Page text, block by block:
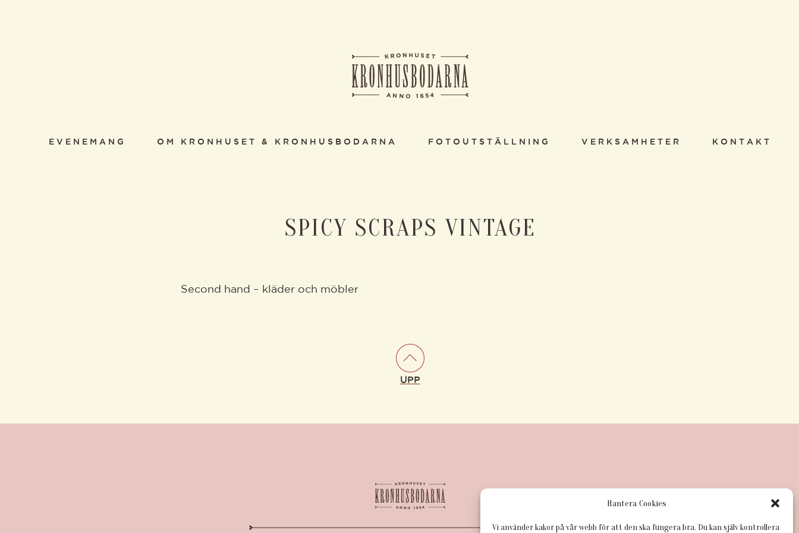
Hantera Cookies
Vi använder kakor på vår webb för att den ska fungera bra. Du kan själv kontrollera
EVENEMANG OM KRONHUSET & KRONHUSBODARNA FOTOUTSTÄLLNING VERKSAMHETER KONTAKT
SPICY SCRAPS VINTAGE
Second hand – kläder och möbler
UPP